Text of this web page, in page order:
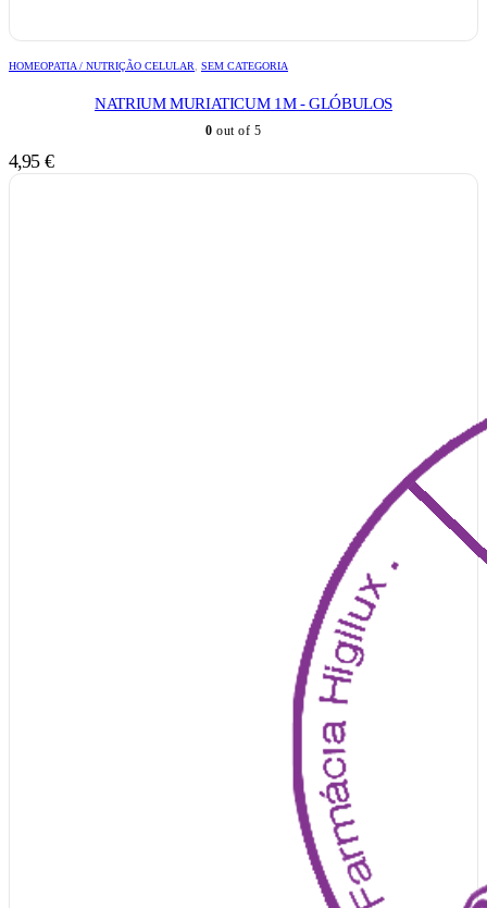
HOMEOPATIA / NUTRIÇÃO CELULAR SEM CATEGORIA
NATRIUM MURIATICUM 1M - GLÓBULOS
0 out of 5
4,95 €